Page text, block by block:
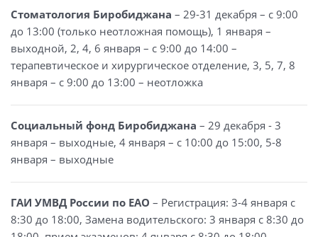
Стоматология Биробиджана – 29-31 декабря – с 9:00
до 13:00 (только неотложная помощь), 1 января –
выходной, 2, 4, 6 января – с 9:00 до 14:00 –
терапевтическое и хирургическое отделение, 3, 5, 7, 8
января – с 9:00 до 13:00 – неотложка
Социальный фонд Биробиджана – 29 декабря - 3
января – выходные, 4 января – с 10:00 до 15:00, 5-8
января – выходные
ГАИ УМВД России по ЕАО – Регистрация: 3-4 января с
8:30 до 18:00, Замена водительского: 3 января с 8:30 до